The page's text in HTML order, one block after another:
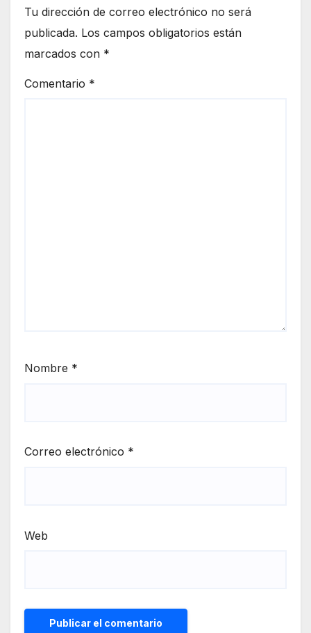
Tu dirección de correo electrónico no será
publicada. Los campos obligatorios están
marcados con *
Comentario *
Nombre *
Correo electrónico *
Web